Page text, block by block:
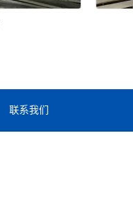
联系我们